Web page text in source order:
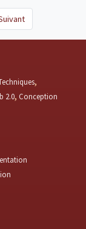
2.0 Conception